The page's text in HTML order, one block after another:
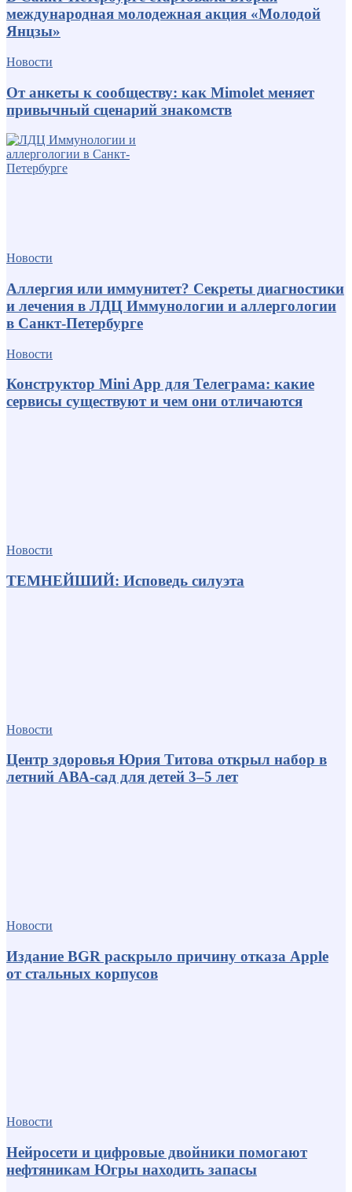
международная молодежная акция «Молодой
Янцзы»
Новости
От анкеты к сообществу: как Mimolet меняет
привычный сценарий знакомств
Новости
Аллергия или иммунитет? Секреты диагностики
и лечения в ЛДЦ Иммунологии и аллергологии
в Санкт-Петербурге
Новости
Конструктор Mini App для Телеграма: какие
сервисы существуют и чем они отличаются
Новости
ТЕМНЕЙШИЙ: Исповедь силуэта
Новости
Центр здоровья Юрия Титова открыл набор в
летний АВА-сад для детей 3–5 лет
Новости
Издание BGR раскрыло причину отказа Apple
от стальных корпусов
Новости
Нейросети и цифровые двойники помогают
нефтяникам Югры находить запасы